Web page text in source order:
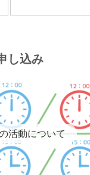
し込み
活動について